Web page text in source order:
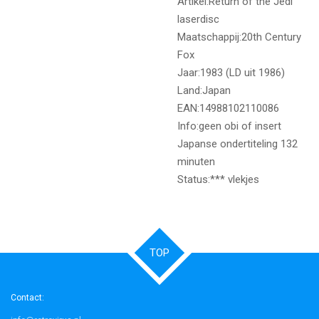
laserdisc
Maatschappij:20th Century
Fox
Jaar:1983 (LD uit 1986)
Land:Japan
EAN:14988102110086
Info:geen obi of insert
Japanse ondertiteling 132
minuten
Status:*** vlekjes
TOP
Contact: